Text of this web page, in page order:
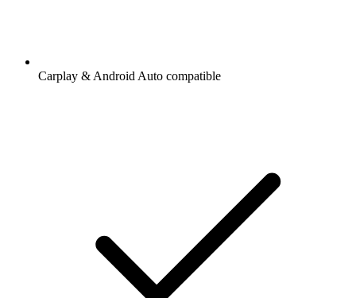
Carplay & Android Auto compatible